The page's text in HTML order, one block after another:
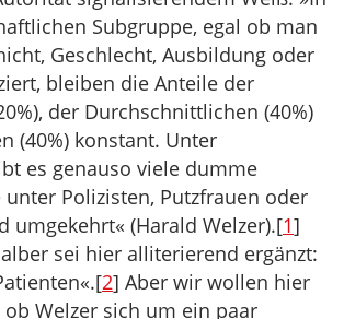
Subgruppe, egal ob man
Geschlecht, Ausbildung oder
bleiben die Anteile der
der Durchschnittlichen (40%)
(40%) konstant. Unter
es genauso viele dumme
unter Polizisten, Putzfrauen oder
umgekehrt« (Harald Welzer).[1]
sei hier alliterierend ergänzt:
2] Aber wir wollen hier
Welzer sich um ein paar